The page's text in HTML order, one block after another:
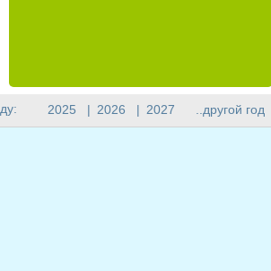
2025 | 2026 | 2027 ..другой год